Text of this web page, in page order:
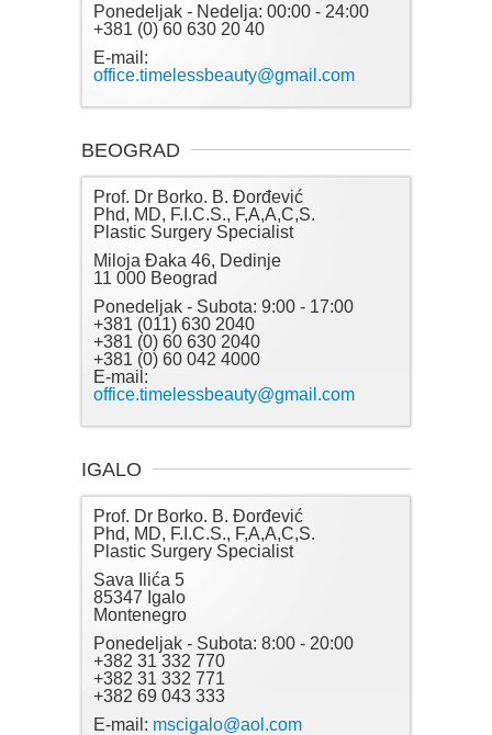
Ponedeljak - Nedelja: 00:00 - 24:00
+381 (0) 60 630 20 40
E-mail:
office.timelessbeauty@gmail.com
BEOGRAD
Prof. Dr Borko. B. Đorđević
Phd, MD, F.I.C.S., F,A,A,C,S.
Plastic Surgery Specialist
Miloja Đaka 46, Dedinje
11 000 Beograd
Ponedeljak - Subota: 9:00 - 17:00
+381 (011) 630 2040
+381 (0) 60 630 2040
+381 (0) 60 042 4000
E-mail:
office.timelessbeauty@gmail.com
IGALO
Prof. Dr Borko. B. Đorđević
Phd, MD, F.I.C.S., F,A,A,C,S.
Plastic Surgery Specialist
Sava Ilića 5
85347 Igalo
Montenegro
Ponedeljak - Subota: 8:00 - 20:00
+382 31 332 770
+382 31 332 771
+382 69 043 333
E-mail: mscigalo@aol.com